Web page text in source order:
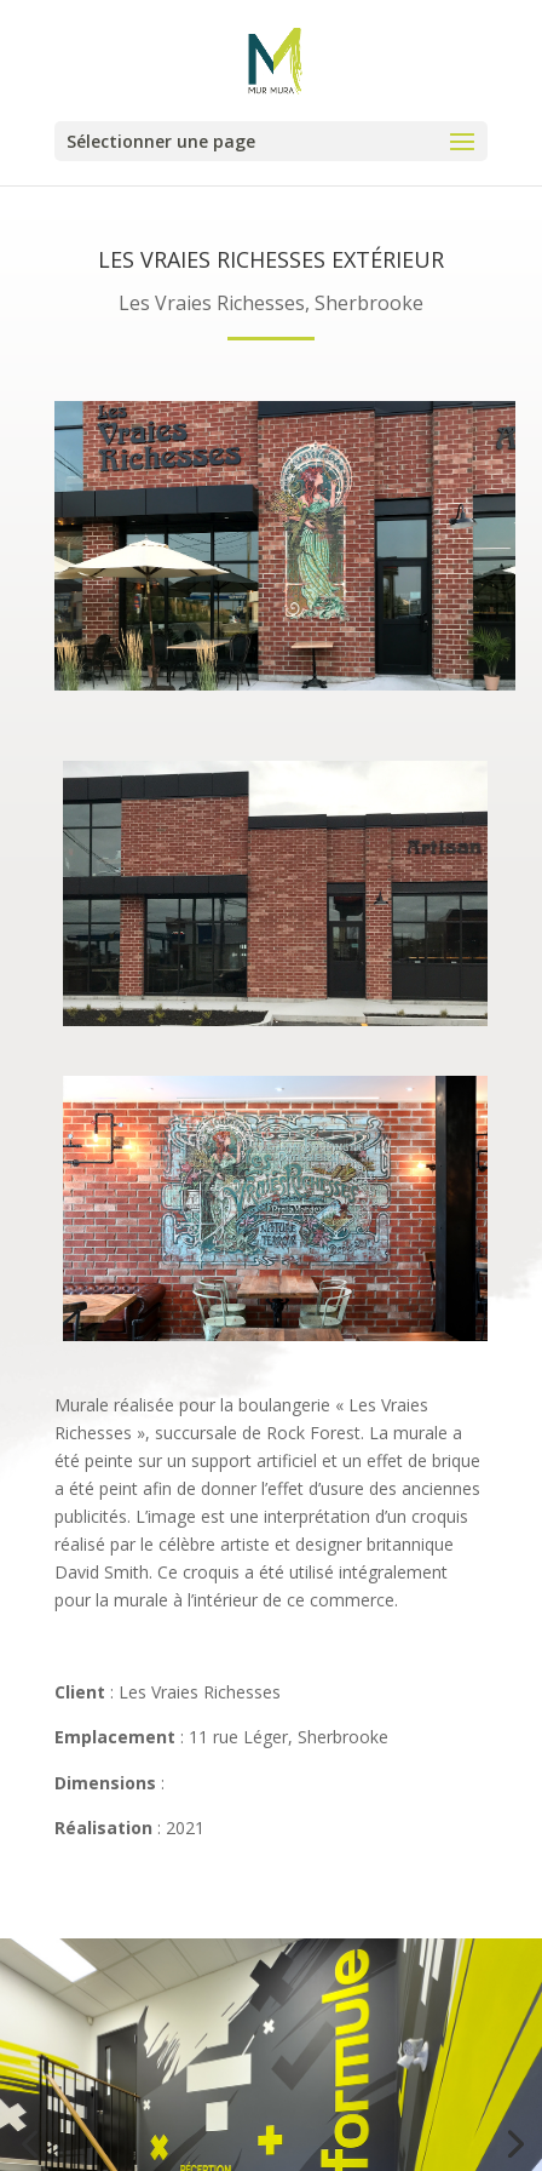
Sélectionner une page
LES VRAIES RICHESSES EXTÉRIEUR
Les Vraies Richesses, Sherbrooke
Murale réalisée pour la boulangerie « Les Vraies
Richesses », succursale de Rock Forest. La murale a
été peinte sur un support artificiel et un effet de brique
a été peint afin de donner l’effet d’usure des anciennes
publicités. L’image est une interprétation d’un croquis
réalisé par le célèbre artiste et designer britannique
David Smith. Ce croquis a été utilisé intégralement
pour la murale à l’intérieur de ce commerce.
Client : Les Vraies Richesses
Emplacement : 11 rue Léger, Sherbrooke
Dimensions :
Réalisation : 2021